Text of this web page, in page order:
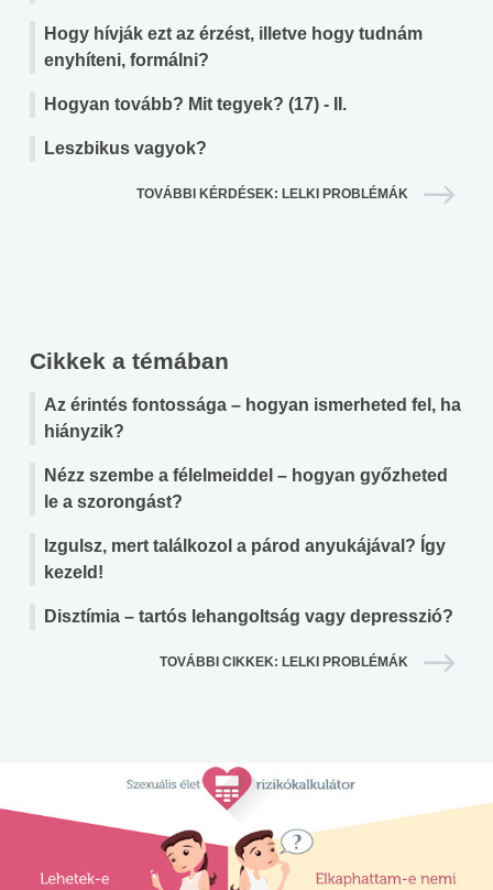
Hogy hívják ezt az érzést, illetve hogy tudnám
enyhíteni, formálni?
Hogyan tovább? Mit tegyek? (17) - II.
Leszbikus vagyok?
TOVÁBBI KÉRDÉSEK: LELKI PROBLÉMÁK
Cikkek a témában
Az érintés fontossága – hogyan ismerheted fel, ha
hiányzik?
Nézz szembe a félelmeiddel – hogyan győzheted
le a szorongást?
Izgulsz, mert találkozol a párod anyukájával? Így
kezeld!
Disztímia – tartós lehangoltság vagy depresszió?
TOVÁBBI CIKKEK: LELKI PROBLÉMÁK